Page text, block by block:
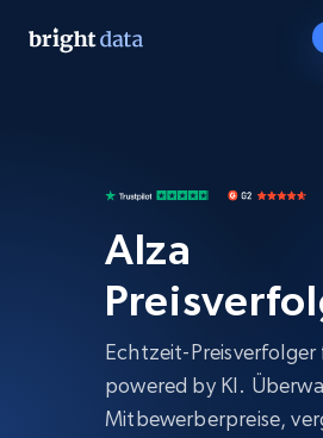
Alza
Echtzeit-Preisverfolger
powered by KI.
Mitbewerberpreise,